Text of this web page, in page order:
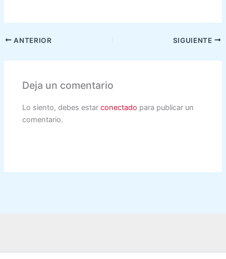
ANTERIOR SIGUIENTE
Deja un comentario
Lo siento, debes estarconectado para publicar un
comentario.